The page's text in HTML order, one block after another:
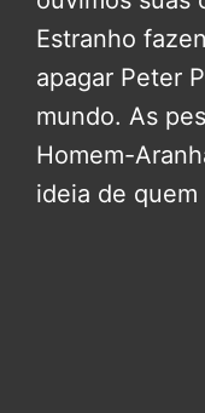
Estranho
apagar Peter
mundo. As
Homem-
ideia de quem